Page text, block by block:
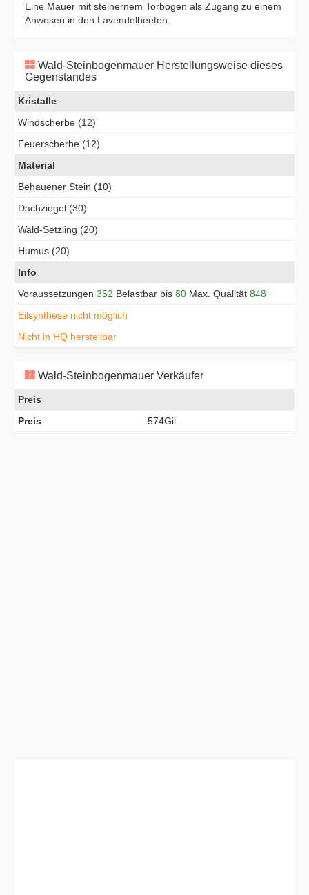
Eine Mauer mit steinernem Torbogen als Zugang zu einem
Anwesen in den Lavendelbeeten.
Wald-Steinbogenmauer Herstellungsweise dieses
Gegenstandes
Kristalle
Windscherbe (12)
Feuerscherbe (12)
Material
Behauener Stein (10)
Dachziegel (30)
Wald-Setzling (20)
Humus (20)
Info
Voraussetzungen 352 Belastbar bis 80 Max. Qualität 848
Eilsynthese nicht möglich
Nicht in HQ herstellbar
Wald-Steinbogenmauer Verkäufer
Preis
Preis
574Gil